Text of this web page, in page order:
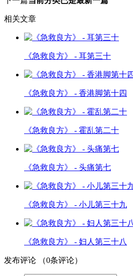
相关文章
《急救良方》 - 耳第三十
《急救良方》 - 香港脚第十四
《急救良方》 - 霍乱第二十
《急救良方》 - 头痛第七
《急救良方》 - 小儿第三十九
《急救良方》 - 妇人第三十八
发布评论 （0条评论）